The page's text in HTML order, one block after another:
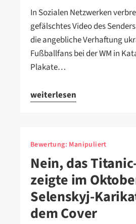
In Sozialen Netzwerken
gefälschtes Video des
die angebliche Verhaftung
Fußballfans bei der WM in
Plakate…
weiterlesen
Bewertung: Manipuliert
Nein, das
zeigte im
Selenskyj-
dem Cover